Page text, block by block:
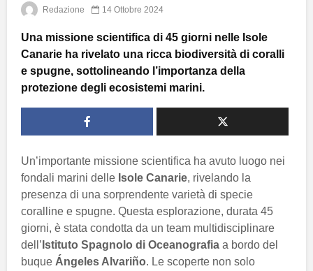
Redazione 14 Ottobre 2024
Una missione scientifica di 45 giorni nelle Isole
Canarie ha rivelato una ricca biodiversità di coralli
e spugne, sottolineando l’importanza della
protezione degli ecosistemi marini.
Un’importante missione scientifica ha avuto luogo nei
fondali marini delle Isole Canarie, rivelando la
presenza di una sorprendente varietà di specie
coralline e spugne. Questa esplorazione, durata 45
giorni, è stata condotta da un team multidisciplinare
dell’ Istituto Spagnolo di Oceanografia a bordo del
buque Ángeles Alvariño. Le scoperte non solo